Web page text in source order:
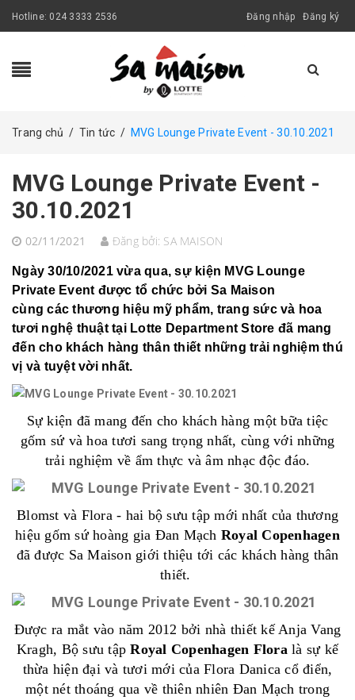
Hotline: 024 3333 2536 Đăng nhập Đăng ký
Trang chủ / Tin tức / MVG Lounge Private Event - 30.10.2021
MVG Lounge Private Event -
30.10.2021
02/11/2021 Đăng bởi: SA MAISON
Ngày 30/10/2021 vừa qua, sự kiện MVG Lounge
Private Event được tổ chức bởi Sa Maison
cùng các thương hiệu mỹ phẩm, trang sức và hoa
tươi nghệ thuật tại Lotte Department Store đã mang
đến cho khách hàng thân thiết những trải nghiệm thú
vị và tuyệt vời nhất.
Sự kiện đã mang đến cho khách hàng một bữa tiệc
gốm sứ và hoa tươi sang trọng nhất, cùng với những
trải nghiệm về ẩm thực và âm nhạc độc đáo.
Blomst và Flora - hai bộ sưu tập mới nhất của thương
hiệu gốm sứ hoàng gia Đan Mạch Royal Copenhagen
đã được Sa Maison giới thiệu tới các khách hàng thân
thiết.
Được ra mắt vào năm 2012 bởi nhà thiết kế Anja Vang
Kragh, Bộ sưu tập Royal Copenhagen Floralà sự kế
thừa hiện đại và tươi mới của Flora Danica cổ điển,
một nét thoáng qua về thiên nhiên Đan Mạch trong